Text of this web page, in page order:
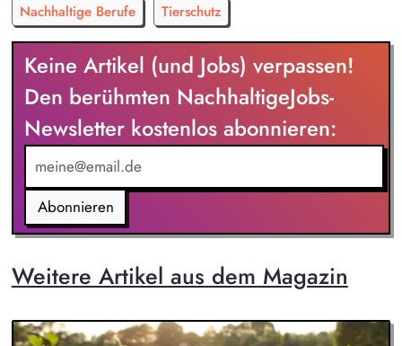
Nachhaltige Berufe Tierschutz
Keine Artikel (und Jobs) verpassen!
Den berühmten NachhaltigeJobs-
Newsletter kostenlos abonnieren:
Abonnieren
Weitere Artikel aus dem Magazin